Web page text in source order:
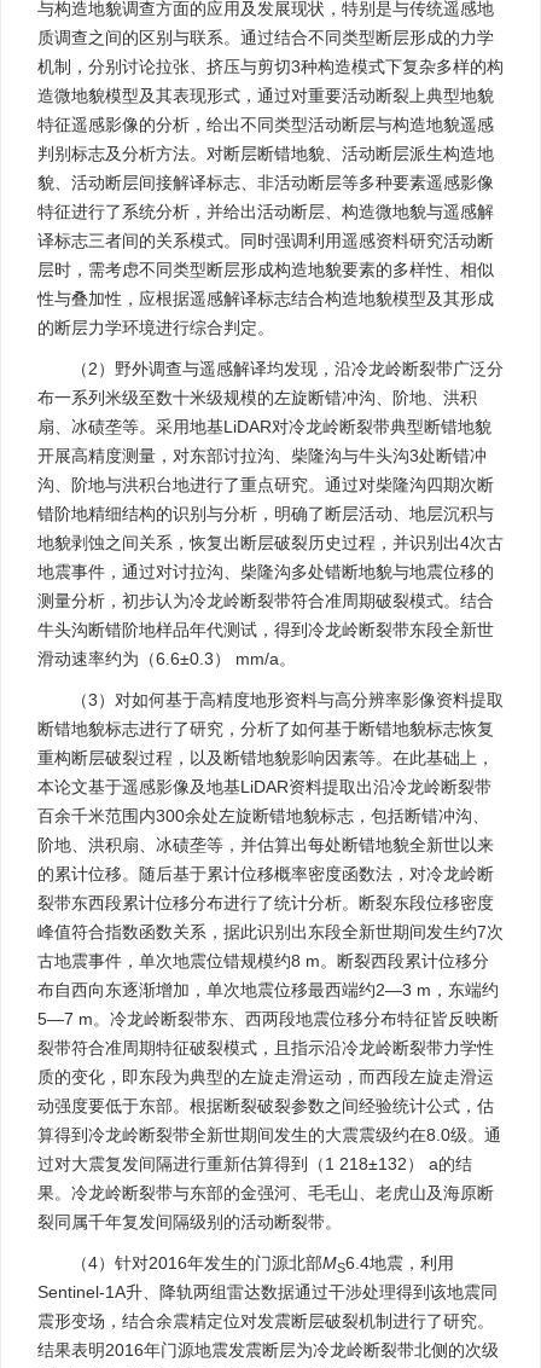
与构造地貌调查方面的应用及发展现状，特别是与传统遥感地
质调查之间的区别与联系。通过结合不同类型断层形成的力学
机制，分别讨论拉张、挤压与剪切3种构造模式下复杂多样的构
造微地貌模型及其表现形式，通过对重要活动断裂上典型地貌
特征遥感影像的分析，给出不同类型活动断层与构造地貌遥感
判别标志及分析方法。对断层断错地貌、活动断层派生构造地
貌、活动断层间接解译标志、非活动断层等多种要素遥感影像
特征进行了系统分析，并给出活动断层、构造微地貌与遥感解
译标志三者间的关系模式。同时强调利用遥感资料研究活动断
层时，需考虑不同类型断层形成构造地貌要素的多样性、相似
性与叠加性，应根据遥感解译标志结合构造地貌模型及其形成
的断层力学环境进行综合判定。
（2）野外调查与遥感解译均发现，沿冷龙岭断裂带广泛分
布一系列米级至数十米级规模的左旋断错冲沟、阶地、洪积
扇、冰碛垄等。采用地基LiDAR对冷龙岭断裂带典型断错地貌
开展高精度测量，对东部讨拉沟、柴隆沟与牛头沟3处断错冲
沟、阶地与洪积台地进行了重点研究。通过对柴隆沟四期次断
错阶地精细结构的识别与分析，明确了断层活动、地层沉积与
地貌剥蚀之间关系，恢复出断层破裂历史过程，并识别出4次古
地震事件，通过对讨拉沟、柴隆沟多处错断地貌与地震位移的
测量分析，初步认为冷龙岭断裂带符合准周期破裂模式。结合
牛头沟断错阶地样品年代测试，得到冷龙岭断裂带东段全新世
滑动速率约为（6.6±0.3） mm/a。
（3）对如何基于高精度地形资料与高分辨率影像资料提取
断错地貌标志进行了研究，分析了如何基于断错地貌标志恢复
重构断层破裂过程，以及断错地貌影响因素等。在此基础上，
本论文基于遥感影像及地基LiDAR资料提取出沿冷龙岭断裂带
百余千米范围内300余处左旋断错地貌标志，包括断错冲沟、
阶地、洪积扇、冰碛垄等，并估算出每处断错地貌全新世以来
的累计位移。随后基于累计位移概率密度函数法，对冷龙岭断
裂带东西段累计位移分布进行了统计分析。断裂东段位移密度
峰值符合指数函数关系，据此识别出东段全新世期间发生约7次
古地震事件，单次地震位错规模约8 m。断裂西段累计位移分
布自西向东逐渐增加，单次地震位移最西端约2—3 m，东端约
5—7 m。冷龙岭断裂带东、西两段地震位移分布特征皆反映断
裂带符合准周期特征破裂模式，且指示沿冷龙岭断裂带力学性
质的变化，即东段为典型的左旋走滑运动，而西段左旋走滑运
动强度要低于东部。根据断裂破裂参数之间经验统计公式，估
算得到冷龙岭断裂带全新世期间发生的大震震级约在8.0级。通
过对大震复发间隔进行重新估算得到（1 218±132） a的结
果。冷龙岭断裂带与东部的金强河、毛毛山、老虎山及海原断
裂同属千年复发间隔级别的活动断裂带。
（4）针对2016年发生的门源北部MS6.4地震，利用
Sentinel-1A升、降轨两组雷达数据通过干涉处理得到该地震同
震形变场，结合余震精定位对发震断层破裂机制进行了研究。
结果表明2016年门源地震发震断层为冷龙岭断裂带北侧的次级